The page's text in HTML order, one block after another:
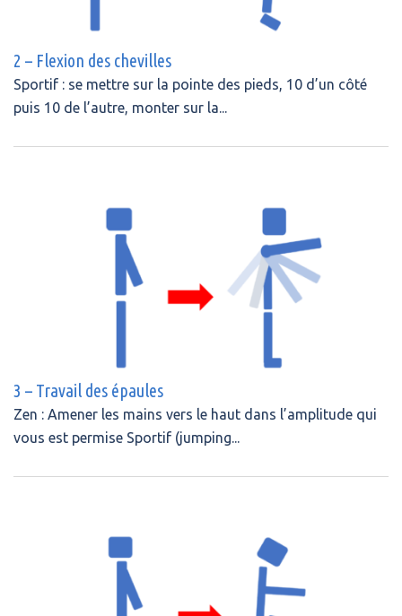
2 – Flexion des chevilles
Sportif : se mettre sur la pointe des pieds, 10 d’un côté
puis 10 de l’autre, monter sur la...
3 – Travail des épaules
Zen : Amener les mains vers le haut dans l’amplitude qui
vous est permise Sportif (jumping...